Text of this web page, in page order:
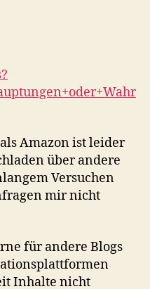
Amazon ist leider
über andere
Versuchen
mir nicht
für andere Blogs
Inhalte nicht